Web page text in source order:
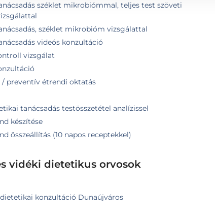
széklet mikrobiómmal, teljes test szöveti
széklet mikrobióm vizsgálattal
videós konzultáció
vizsgálat
/ preventív étrendi oktatás
tanácsadás testösszetétel analízissel
készítése
összeállítás (10 napos receptekkel)
vidéki dietetikus orvosok
konzultáció Dunaújváros